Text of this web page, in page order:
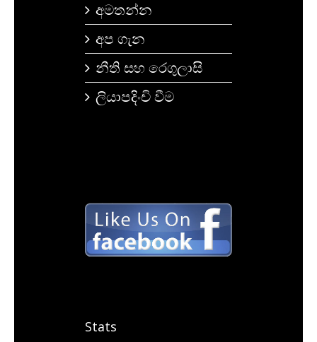
අමතන්න
අප ගැන
නීති සහ රෙගුලාසි
ලියාපදිංචි වීම
Stats